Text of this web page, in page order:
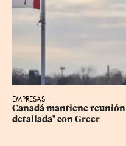
EMPRESAS
Canadá mantiene reunión ‌comercial "constructiva y
detallada" con Greer